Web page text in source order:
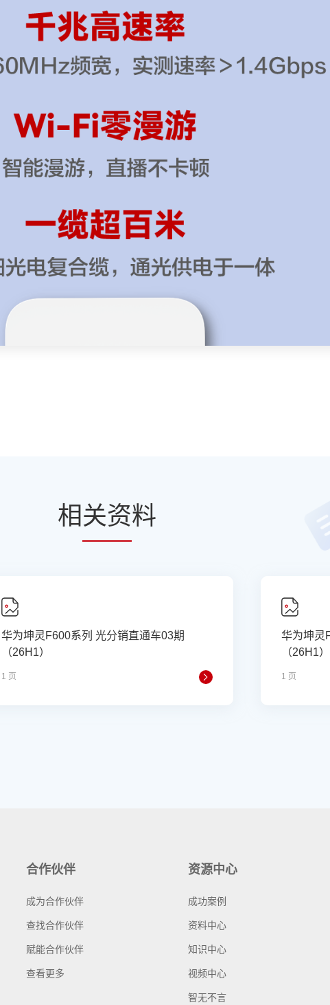
相关资料
华为坤灵F600系列 光分销直通车03期
（26H1）
1 页
华为坤灵
（26H1）
1 页
合作伙伴
成为合作伙伴
查找合作伙伴
赋能合作伙伴
查看更多
资源中心
成功案例
资料中心
知识中心
视频中心
智无不言